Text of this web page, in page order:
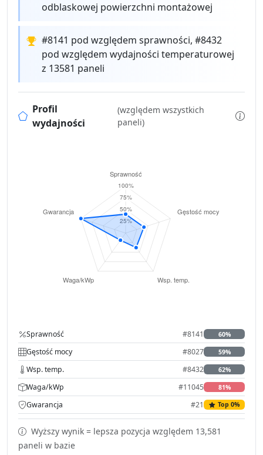
odblaskowej powierzchni montażowej
#8141 pod względem sprawności, #8432
pod względem wydajności temperaturowej
z 13581 paneli
Profil
wydajności
(względem wszystkich
paneli)
Sprawność #8141 60%
Gęstość mocy #8027 59%
Wsp. temp. #8432 62%
Waga/kWp #11045 81%
Gwarancja #21 Top 0%
Wyższy wynik = lepsza pozycja względem 13,581
paneli w bazie